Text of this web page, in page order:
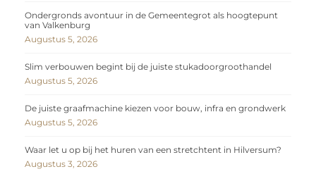
Ondergronds avontuur in de Gemeentegrot als hoogtepunt
van Valkenburg
Augustus 5, 2026
Slim verbouwen begint bij de juiste stukadoorgroothandel
Augustus 5, 2026
De juiste graafmachine kiezen voor bouw, infra en grondwerk
Augustus 5, 2026
Waar let u op bij het huren van een stretchtent in Hilversum?
Augustus 3, 2026